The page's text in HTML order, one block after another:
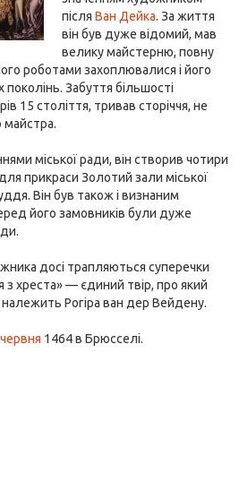
після Ван Дейка. За життя
він був дуже відомий, мав
велику майстерню, повну
роботами захоплювалися і його
поколінь. Забуття більшості
15 століття, тривав сторіччя, не
майстра.
міської ради, він створив чотири
прикраси Золотий зали міської
Він був також і визнаним
його замовників були дуже
досі трапляються суперечки
з хреста» — єдиний твір, про який
Рогіра ван дер Вейдену.
1464 в Брюсселі.